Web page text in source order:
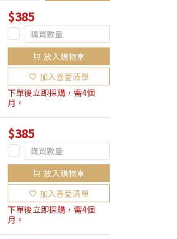
$385
放入購物車
加入喜愛清單
下單後立即採購，需4個
月。
$385
放入購物車
加入喜愛清單
下單後立即採購，需4個
月。